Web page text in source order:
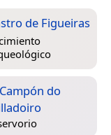
de Figueiras
do